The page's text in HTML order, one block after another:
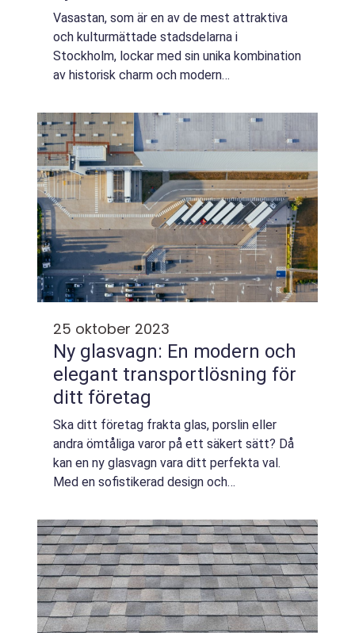
Vasastan, som är en av de mest attraktiva
och kulturmättade stadsdelarna i
Stockholm, lockar med sin unika kombination
av historisk charm och modern
bostadsaffär i detta område, vare sig det
gäller köp eller försäljn...
25 oktober 2023
Ny glasvagn: En modern och
elegant transportlösning för
ditt företag
Ska ditt företag frakta glas, porslin eller
andra ömtåliga varor på ett säkert sätt? Då
kan en ny glasvagn vara ditt perfekta val.
Med en sofistikerad design och
transportlösning det ultimata valet för ditt
företag. S...